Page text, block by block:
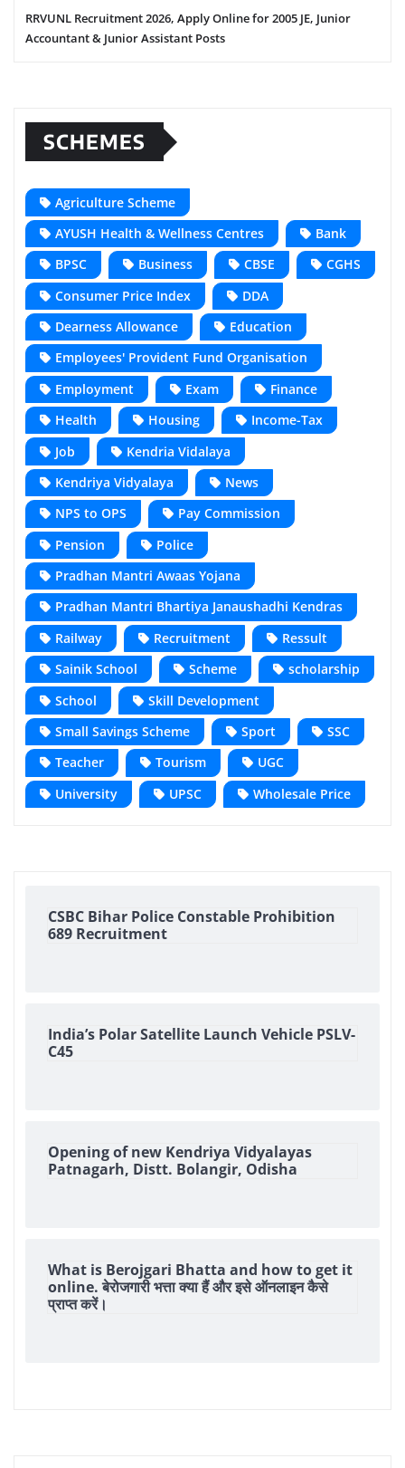
RRVUNL Recruitment 2026, Apply Online for 2005 JE, Junior
Accountant & Junior Assistant Posts
SCHEMES
Agriculture Scheme
AYUSH Health & Wellness Centres
Bank
BPSC
Business CBSE
CGHS
Consumer Price Index
DDA
Dearness Allowance
Education
Employees' Provident Fund Organisation
Employment
Exam
Finance
Health
Housing
Income-Tax
Job
Kendria Vidalaya
Kendriya Vidyalaya
News
NPS to OPS
Pay Commission
Pension
Police
Pradhan Mantri Awaas Yojana
Pradhan Mantri Bhartiya Janaushadhi Kendras
Railway
Recruitment
Ressult
Sainik School
Scheme
scholarship
School
Skill Development
Small Savings Scheme
Sport
SSC
Teacher
Tourism
UGC
University
UPSC Wholesale Price
CSBC Bihar Police Constable Prohibition
689 Recruitment
India’s Polar Satellite Launch Vehicle PSLV-
C45
Opening of new Kendriya Vidyalayas
Patnagarh, Distt. Bolangir, Odisha
What is Berojgari Bhatta and how to get it
online. बेरोजगारी भत्ता क्या हैं और इसे ऑनलाइन कैसे
प्राप्त करें।